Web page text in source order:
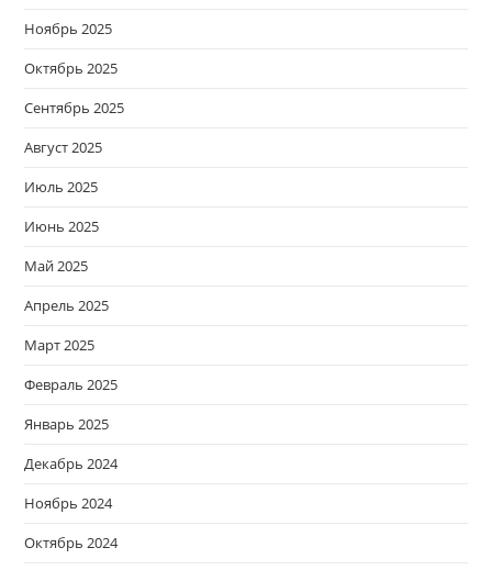
Ноябрь 2025
Октябрь 2025
Сентябрь 2025
Август 2025
Июль 2025
Июнь 2025
Май 2025
Апрель 2025
Март 2025
Февраль 2025
Январь 2025
Декабрь 2024
Ноябрь 2024
Октябрь 2024